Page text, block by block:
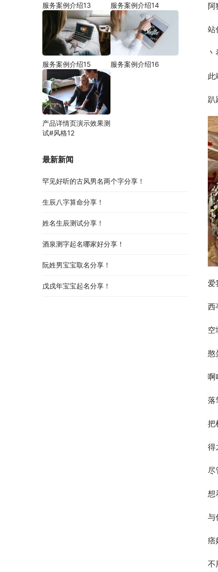
阿
站
此
趴
爱
西
空
憨
啊
落
把
得
尽
想
与
痞
不
服务案例介绍13 服务案例介绍14
服务案例介绍15 服务案例介绍16
产品详情页演示效果测
试#风格12
最新新闻
罕见好听的古风男名两个字分享！
生辰八字算命分享！
姓名生辰测试分享！
酒泉测字起名哪家好分享！
阮姓男宝宝取名分享！
戊戌年宝宝起名分享！